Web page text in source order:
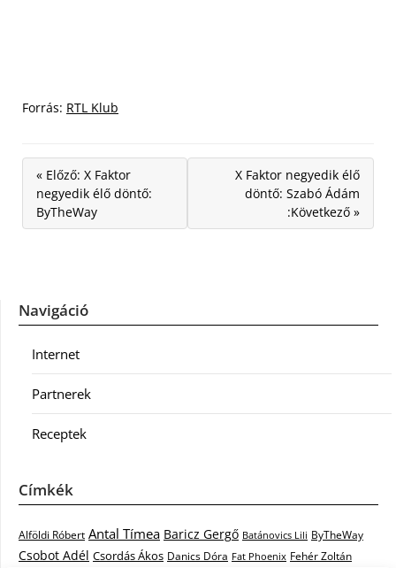
Forrás: RTL Klub
« Előző: X Faktor
negyedik élő döntő:
ByTheWay
X Faktor negyedik élő
döntő: Szabó Ádám
:Következő »
Navigáció
Internet
Partnerek
Receptek
Címkék
Alföldi Róbert Antal Tímea Baricz Gergő Batánovics Lili ByTheWay
Csobot Adél Csordás Ákos Danics Dóra Fat Phoenix Fehér Zoltán